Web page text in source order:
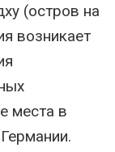
(остров на
возникает
места в